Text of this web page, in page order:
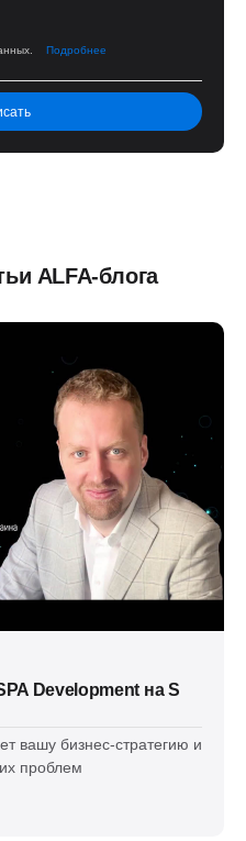
Подробнее
ALFA-блога
Development на S
вашу бизнес-стратегию и
проблем